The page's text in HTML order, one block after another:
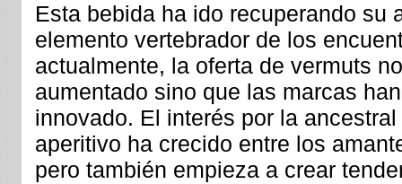
Esta bebida ha ido recuperando su
elemento vertebrador de los
actualmente, la oferta de vermuts
aumentado sino que las marcas
innovado. El interés por la
aperitivo ha crecido entre los
pero también empieza a crear